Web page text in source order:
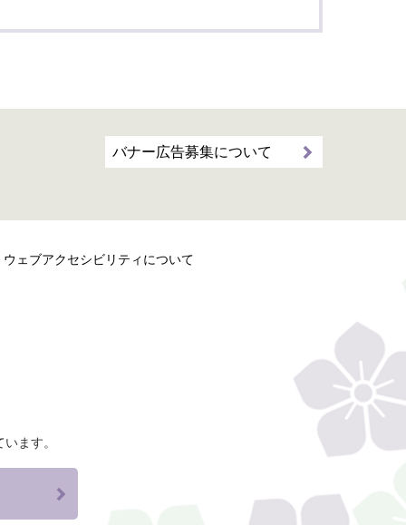
バナー広告募集について
ウェブアクセシビリティについて
ます。